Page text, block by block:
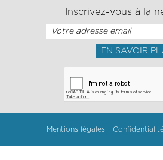
Inscrivez-vous à la
EN SAVOIR
Mentions légales